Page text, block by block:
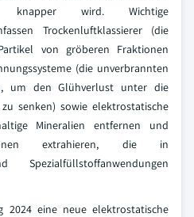
knapper wird. Wichtige
Trockenluftklassierer (die
von gröberen Fraktionen
(die unverbrannten
um den Glühverlust unter die
zu senken) sowie elektrostatische
Mineralien entfernen und
extrahieren, die in
Spezialfüllstoffanwendungen
2024 eine neue elektrostatische